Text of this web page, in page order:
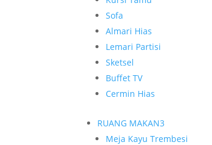
Sofa
Almari Hias
Lemari Partisi
Sketsel
Buffet TV
Cermin Hias
RUANG MAKAN3
Meja Kayu Trembesi